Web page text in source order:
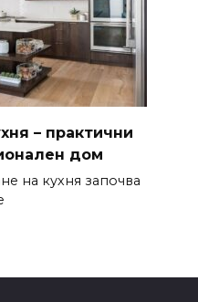
– практични
дом
на кухня започва